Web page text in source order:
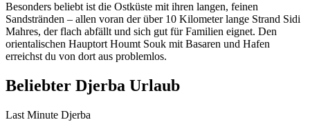
Besonders beliebt ist die Ostküste mit ihren langen, feinen
Sandstränden – allen voran der über 10 Kilometer lange Strand Sidi
Mahres, der flach abfällt und sich gut für Familien eignet. Den
orientalischen Hauptort Houmt Souk mit Basaren und Hafen
erreichst du von dort aus problemlos.
Beliebter Djerba Urlaub
Last Minute Djerba